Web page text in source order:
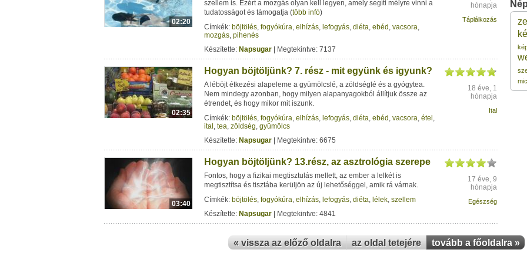
02:20
szellem is. Ezért a mozgás olyan kell legyen, amely segíti mélyre vinni a
tudatosságot és támogatja (több infó)
Címkék: böjtölés, fogyókúra, elhízás, lefogyás, diéta, ebéd , vacsora,
mozgás, pihenés
Készítette: Napsugar | Megtekintve: 7137
hónapja
Táplálkozás
02:35
Hogyan böjtöljünk? 7. rész - mit együnk és igyunk?
A léböjt étkezési alapeleme a gyümölcslé, a zöldséglé és a gyógytea.
Nem mindegy azonban, hogy milyen alapanyagokból állítjuk össze az
étrendet, és hogy mikor mit iszunk.
Címkék: böjtölés, fogyókúra, elhízás, lefogyás, diéta, ebéd , vacsora, étel ,
ital , tea, zöldség, gyümölcs
Készítette: Napsugar | Megtekintve: 6675
18 éve, 1
hónapja
Ital
03:40
Hogyan böjtöljünk? 13.rész, az asztrológia szerepe
Fontos, hogy a fizikai megtisztulás mellett, az ember a lelkét is
megtisztítsa és tisztába kerüljön az új lehetőséggel, amik rá várnak.
Címkék: böjtölés, fogyókúra, elhízás, lefogyás, diéta, lélek, szellem
Készítette: Napsugar | Megtekintve: 4841
17 éve, 9
hónapja
Egészség
« vissza az előző oldalra az oldal tetejére tovább a főoldalra »